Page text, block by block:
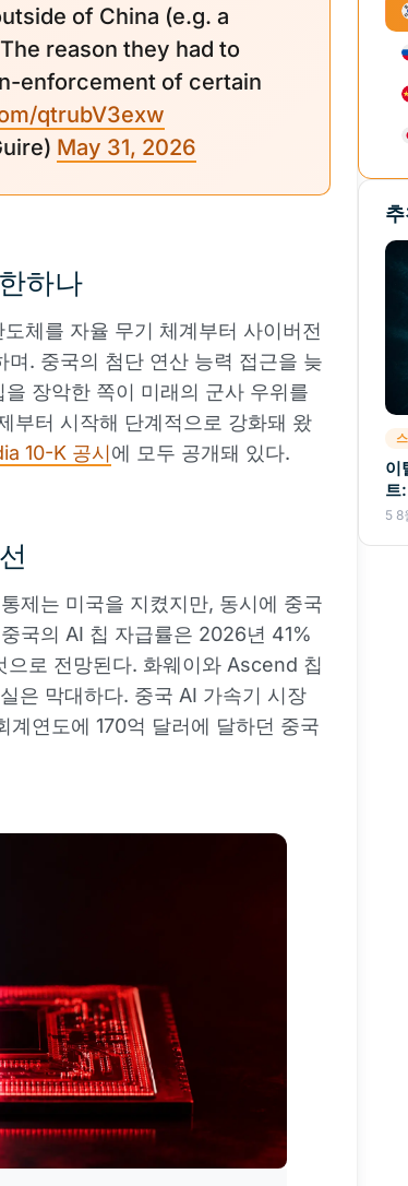
of China (e.g. a
reason they had to
enforcement of certain
qtrubV3exw
May 31, 2026
하나
체를 자율 무기 체계부터 사이버전
. 중국의 첨단 연산 능력 접근을 늦
장악한 쪽이 미래의 군사 우위를
부터 시작해 단계적으로 강화돼 왔
10-K 공시에 모두 공개돼 있다.
제는 미국을 지켰지만, 동시에 중국
국의 AI 칩 자급률은 2026년 41%
로 전망된다. 화웨이와 Ascend 칩
은 막대하다. 중국 AI 가속기 시장
연도에 170억 달러에 달하던 중국
이
트
5 8